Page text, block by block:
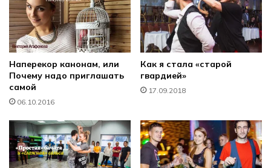
Наперекор канонам, или
Почему надо приглашать
самой
06.10.2016
Как я стала «старой
гвардией»
17.09.2018